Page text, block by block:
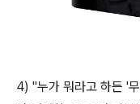
4) "누가 뭐라고 하든 '